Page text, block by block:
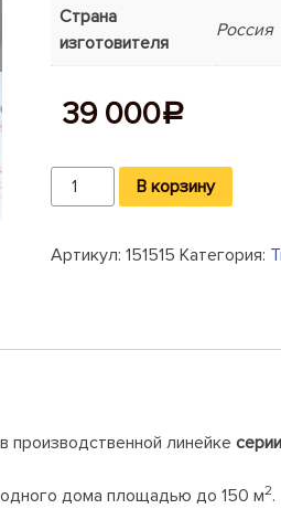
Страна
изготовителя
Россия
39 000Р
Количество
Котел
отопления
В корзину
Артикул:151515 Категория:
производственной линейке
дома площадью до 150 м2